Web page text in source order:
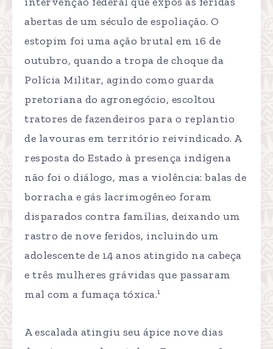
abertas de um século de espoliação. O
estopim foi uma ação brutal em 16 de
outubro, quando a tropa de choque da
Polícia Militar, agindo como guarda
pretoriana do agronegócio, escoltou
tratores de fazendeiros para o replantio
de lavouras em território reivindicado. A
resposta do Estado à presença indígena
não foi o diálogo, mas a violência: balas de
borracha e gás lacrimogêneo foram
disparados contra famílias, deixando um
rastro de nove feridos, incluindo um
adolescente de 14 anos atingido na cabeça
e três mulheres grávidas que passaram
mal com a fumaça tóxica.1
A escalada atingiu seu ápice nove dias